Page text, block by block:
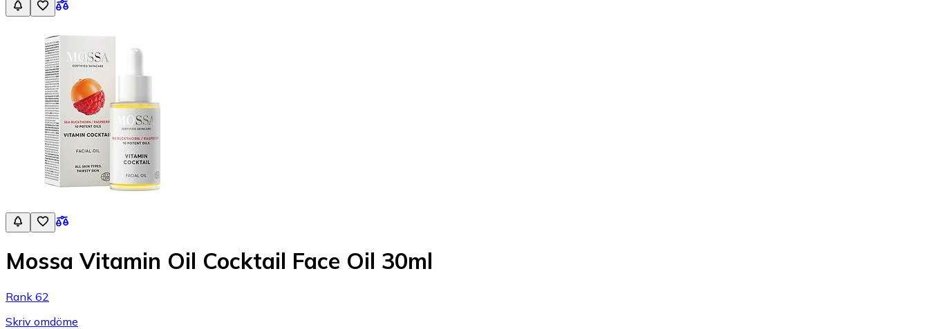
Mossa Vitamin Oil Cocktail Face Oil 30ml
Rank 62
Skriv omdöme